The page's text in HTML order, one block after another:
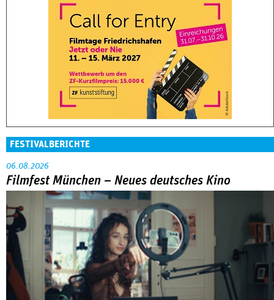
FESTIVALBERICHTE
06.08.2026
Filmfest München – Neues deutsches Kino